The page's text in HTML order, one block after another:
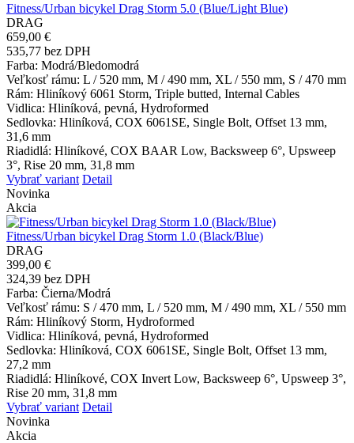
Fitness/Urban bicykel Drag Storm 5.0 (Blue/Light Blue)
DRAG
659,00 €
535,77 bez DPH
Farba: Modrá/Bledomodrá
Veľkosť rámu: L / 520 mm, M / 490 mm, XL / 550 mm, S / 470 mm
Rám: Hliníkový 6061 Storm, Triple butted, Internal Cables
Vidlica: Hliníková, pevná, Hydroformed
Sedlovka: Hliníková, COX 6061SE, Single Bolt, Offset 13 mm,
31,6 mm
Riadidlá: Hliníkové, COX BAAR Low, Backsweep 6°, Upsweep
3°, Rise 20 mm, 31,8 mm
Vybrať variant Detail
Novinka
Akcia
Fitness/Urban bicykel Drag Storm 1.0 (Black/Blue)
DRAG
399,00 €
324,39 bez DPH
Farba: Čierna/Modrá
Veľkosť rámu: S / 470 mm, L / 520 mm, M / 490 mm, XL / 550 mm
Rám: Hliníkový Storm, Hydroformed
Vidlica: Hliníková, pevná, Hydroformed
Sedlovka: Hliníková, COX 6061SE, Single Bolt, Offset 13 mm,
27,2 mm
Riadidlá: Hliníkové, COX Invert Low, Backsweep 6°, Upsweep 3°,
Rise 20 mm, 31,8 mm
Vybrať variant Detail
Novinka
Akcia